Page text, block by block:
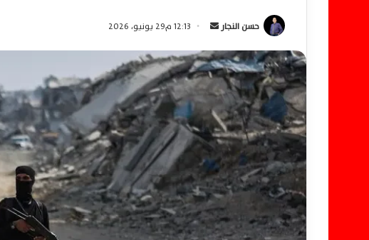
حسن النجار
س
ل
ب
ر
ي
د
ا
إ
ل
ك
ت
12:13 م29 يونيو، 2026